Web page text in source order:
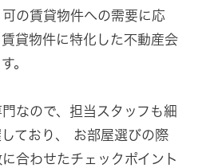
の賃貸物件への需要に応
貸物件に特化した不動産会
。
なので、担当スタッフも細
ており、 お部屋選びの際
合わせたチェックポイント